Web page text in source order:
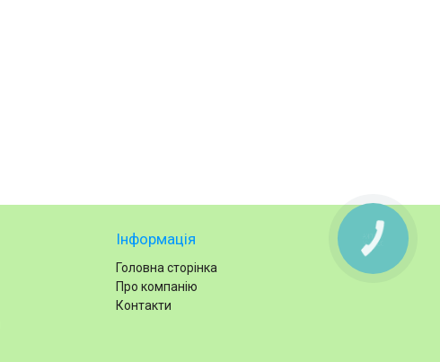
Інформація
Головна сторінка
Про компанію
Контакти